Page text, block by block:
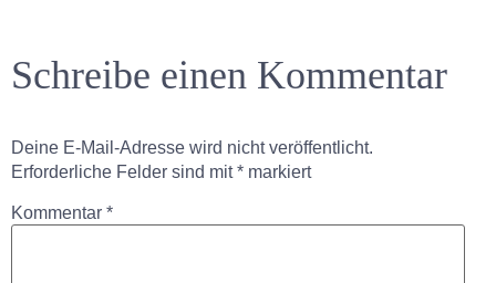
Schreibe einen Kommentar
Deine E-Mail-Adresse wird nicht veröffentlicht.
Erforderliche Felder sind mit* markiert
Kommentar *